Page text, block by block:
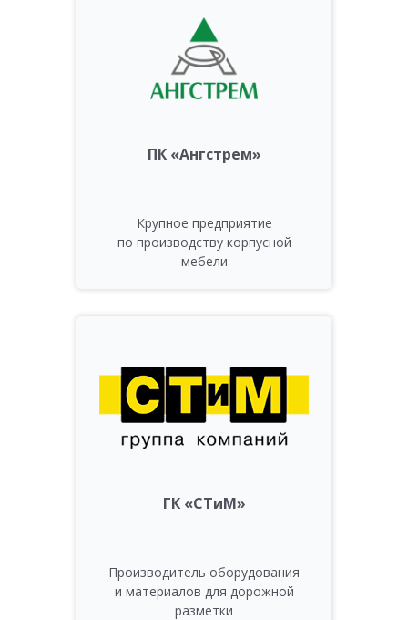
ПК «Ангстрем»
Крупное предприятие
по производству корпусной
мебели
ГК «СТиМ»
Производитель оборудования
и материалов для дорожной
разметки